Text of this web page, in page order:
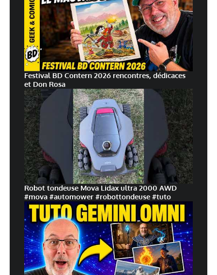
Festival BD Contern 2026 rencontres, dédicaces
et Don Rosa
Robot tondeuse Mova Lidax ultra 2000 AWD
#mova #automower #robottondeuse #tuto